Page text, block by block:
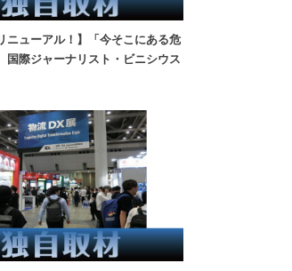
ニューアル！】「今そこにある危
際ジャーナリスト・ビニシウス